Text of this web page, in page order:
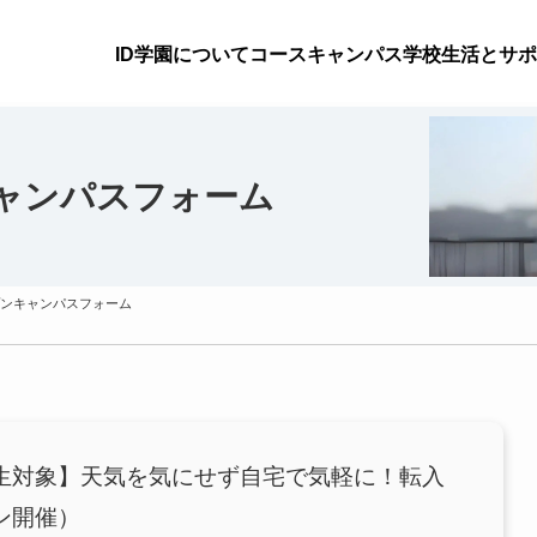
ID学園についてコースキャンパス学校生活とサ
ンパスフォーム
キャンパスフォーム
対象】天気を気にせず自宅で気軽に！転入
催）